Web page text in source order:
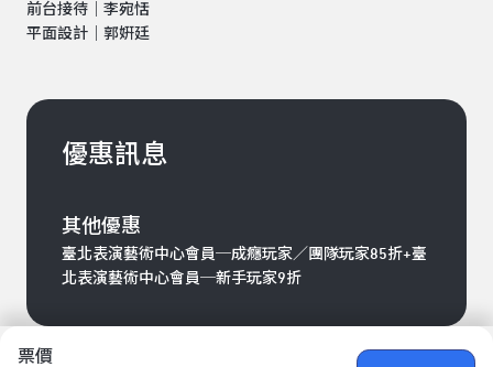
票價
前台接待｜李宛恬
平面設計｜郭姸廷
優惠訊息
其他優惠
臺北表演藝術中心會員─成癮玩家／團隊玩家85折+臺
北表演藝術中心會員─新手玩家9折